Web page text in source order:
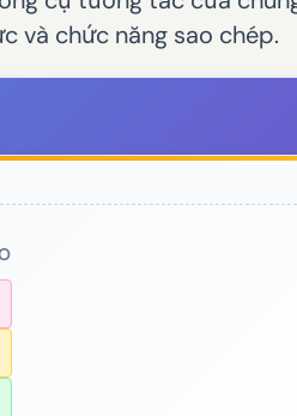
và chức năng sao chép.